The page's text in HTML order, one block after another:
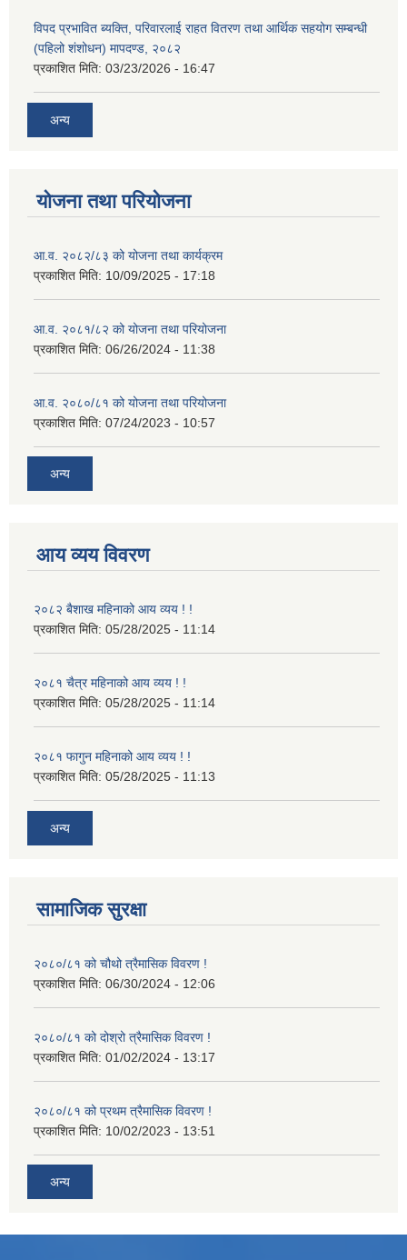
विपद प्रभावित ब्यक्ति, परिवारलाई राहत वितरण तथा आर्थिक सहयोग सम्बन्धी
(पहिलो शंशोधन) मापदण्ड, २०८२
प्रकाशित मिति: 03/23/2026 - 16:47
अन्य
योजना तथा परियोजना
आ.व. २०८२/८३ को योजना तथा कार्यक्रम
प्रकाशित मिति: 10/09/2025 - 17:18
आ.व. २०८१/८२ को योजना तथा परियोजना
प्रकाशित मिति: 06/26/2024 - 11:38
आ.व. २०८०/८१ को योजना तथा परियोजना
प्रकाशित मिति: 07/24/2023 - 10:57
अन्य
आय व्यय विवरण
२०८२ बैशाख महिनाको आय व्यय ! !
प्रकाशित मिति: 05/28/2025 - 11:14
२०८१ चैत्र महिनाको आय व्यय ! !
प्रकाशित मिति: 05/28/2025 - 11:14
२०८१ फागुन महिनाको आय व्यय ! !
प्रकाशित मिति: 05/28/2025 - 11:13
अन्य
सामाजिक सुरक्षा
२०८०/८१ को चौथो त्रैमासिक विवरण !
प्रकाशित मिति: 06/30/2024 - 12:06
२०८०/८१ को दोश्रो त्रैमासिक विवरण !
प्रकाशित मिति: 01/02/2024 - 13:17
२०८०/८१ को प्रथम त्रैमासिक विवरण !
प्रकाशित मिति: 10/02/2023 - 13:51
अन्य